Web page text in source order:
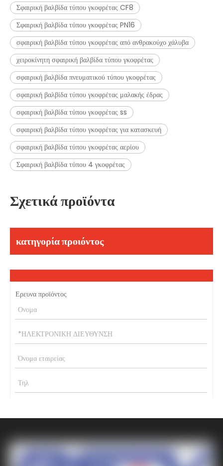
Σφαιρική βαλβίδα τύπου γκοφρέτας CF8
Σφαιρική βαλβίδα τύπου γκοφρέτας PN16
σφαιρική βαλβίδα τύπου γκοφρέτας από ανθρακούχο χάλυβα
χειροκίνητη σφαιρική βαλβίδα τύπου γκοφρέτας
σφαιρική βαλβίδα πνευματικού τύπου γκοφρέτας
σφαιρική βαλβίδα τύπου γκοφρέτας μαλακής έδρας
σφαιρική βαλβίδα τύπου γκοφρέτας ss
σφαιρική βαλβίδα τύπου γκοφρέτας για κατασκευή
σφαιρική βαλβίδα τύπου γκοφρέτας αερίου
Σφαιρική βαλβίδα τύπου 4 γκοφρέτας
Σχετικά προϊόντα
κατηγορία προιόντος
Ερευνα προϊόντος